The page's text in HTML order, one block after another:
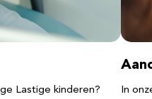
Lastige kinderen?
In